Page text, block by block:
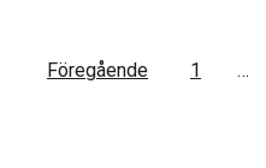
Föregående 1 …